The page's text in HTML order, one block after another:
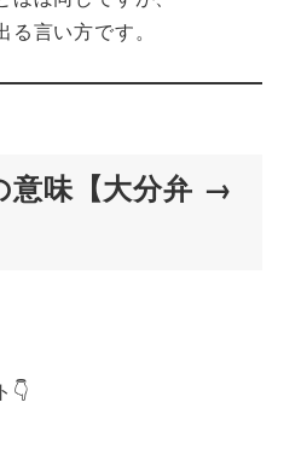
言い方です。
意味【大分弁 →
👇